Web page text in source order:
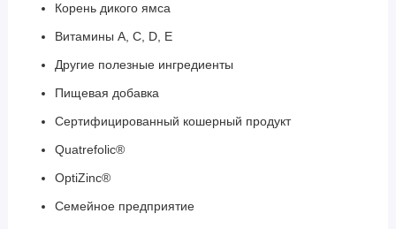
Корень дикого ямса
Витамины A, C, D, E
Другие полезные ингредиенты
Пищевая добавка
Сертифицированный кошерный продукт
Quatrefolic®
OptiZinc®
Семейное предприятие